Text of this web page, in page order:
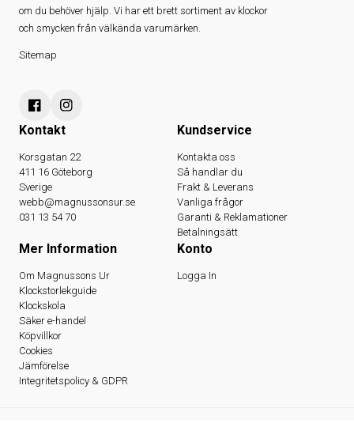
om du behöver hjälp. Vi har ett brett sortiment av klockor
och smycken från välkända varumärken.
Sitemap
Kontakt
Korsgatan 22
411 16 Göteborg
Sverige
webb@magnussonsur.se
031 13 54 70
Kundservice
Kontakta oss
Så handlar du
Frakt & Leverans
Vanliga frågor
Garanti & Reklamationer
Betalningsätt
Mer Information
Om Magnussons Ur
Klockstorlekguide
Klockskola
Säker e-handel
Köpvillkor
Cookies
Jämförelse
Integritetspolicy & GDPR
Konto
Logga In